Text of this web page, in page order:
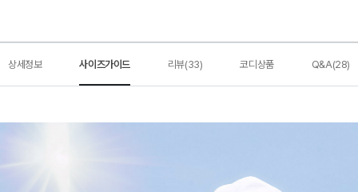
상세정보 사이즈가이드 리뷰(33) 코디상품 Q&A(28)